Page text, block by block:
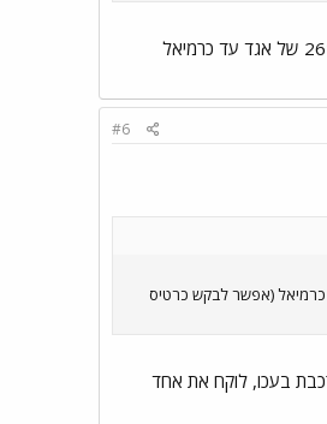
מגיע עד מסוף 2000 שהוא צמוד לתחנת רכבת ת``א מרכז (שנקראת גם ארלוזורב/סבידור). מתחנת רכבת עכו קווים 261/262/361/500 של אגד עד כרמיאל
#6
(שנקראת גם ארלוזורב/סבידור). מתחנת רכבת עכו קווים 261/262/361/500 של אגד עד כרמיאל (אפשר לבקש כרטיס
לתחנת הרכבת בעכו, לוקח את אחד